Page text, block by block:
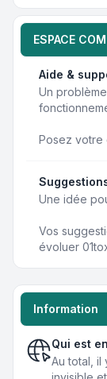
ESPACE
Aide &
Un
Posez votre
Une idée
Vos
évoluer
Information
Qui est
Au total, il